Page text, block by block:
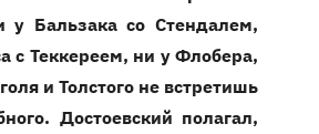
у Бальзака со Стендалем,
с Теккереем, ни у Флобера,
и Толстого не встретишь
Достоевский полагал,